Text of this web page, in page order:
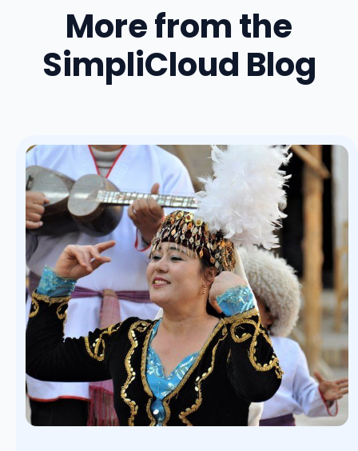
More from the
SimpliCloud Blog